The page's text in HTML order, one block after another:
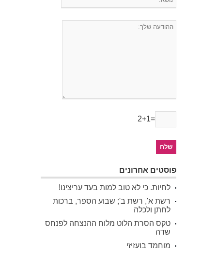
2+1=
פוסטים אחרונים
לחיות. כי לא טוב למות בעד עריצינו!
רשת א', רשת ב'; שבוע הספר, ברכות
לחתן ולכלה
טקס הסרת הלוט מלוח ההנצחה לפנחס
שדה
מוחמד בועזיזי